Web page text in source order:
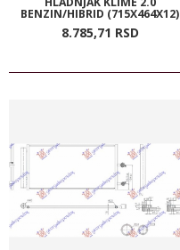
BENZIN/HIBRID (715X464X12)
8.785,71 RSD